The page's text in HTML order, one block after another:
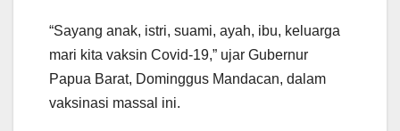
“Sayang anak, istri, suami, ayah, ibu, keluarga
mari kita vaksin Covid-19,” ujar Gubernur
Papua Barat, Dominggus Mandacan, dalam
vaksinasi massal ini.